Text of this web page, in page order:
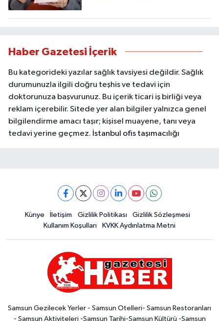
Haber Gazetesi İçerik
Bu kategorideki yazılar sağlık tavsiyesi değildir. Sağlık
durumunuzla ilgili doğru teşhis ve tedavi için
doktorunuza başvurunuz. Bu içerik ticari iş birliği veya
reklam içerebilir. Sitede yer alan bilgiler yalnızca genel
bilgilendirme amacı taşır; kişisel muayene, tanı veya
tedavi yerine geçmez. İstanbul ofis taşımacılığı
Künye İletişim Gizlilik Politikası
Gizlilik Sözleşmesi
Kullanım Koşulları
KVKK Aydınlatma Metni
Samsun Gezilecek Yerler - Samsun Otelleri- Samsun Restoranları
- Samsun Aktiviteleri -Samsun Tarihi-Samsun Kültürü -Samsun